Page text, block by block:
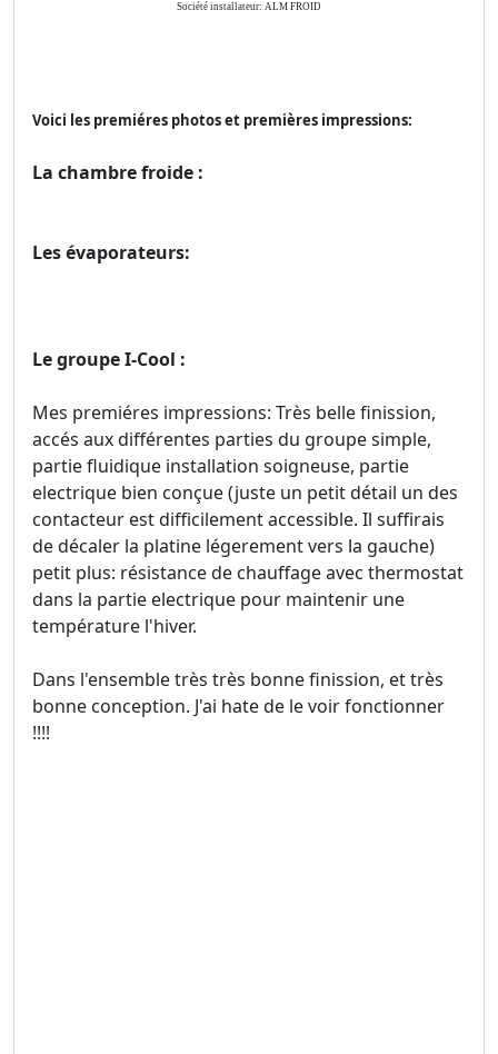
Société installateur: ALM FROID
Voici les premiéres photos et premières impressions:
La chambre froide :
Les évaporateurs:
Le groupe I-Cool :
Mes premiéres impressions: Très belle finission,
accés aux différentes parties du groupe simple,
partie fluidique installation soigneuse, partie
electrique bien conçue (juste un petit détail un des
contacteur est difficilement accessible. Il suffirais
de décaler la platine légerement vers la gauche)
petit plus: résistance de chauffage avec thermostat
dans la partie electrique pour maintenir une
température l'hiver.
Dans l'ensemble très très bonne finission, et très
bonne conception. J'ai hate de le voir fonctionner
!!!!